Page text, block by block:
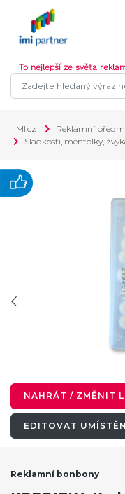
To nejlepší ze světa
IMI.cz Reklamní
Sladkosti, mentolky,
NAHRÁT / ZMĚNIT
EDITOVAT
Reklamní bonbony